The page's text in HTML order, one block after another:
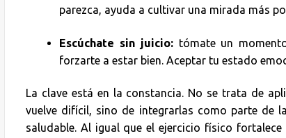
parezca, ayuda a cultivar una mirada más
Escúchate sin juicio:tómate un
forzarte a estar bien. Aceptar tu estado
La clave está en la constancia. No se trata de
vuelve difícil, sino de integrarlas como parte de
saludable. Al igual que el ejercicio físico